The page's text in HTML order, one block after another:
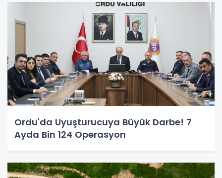
Ordu'da Uyuşturucuya Büyük Darbe! 7
Ayda Bin 124 Operasyon